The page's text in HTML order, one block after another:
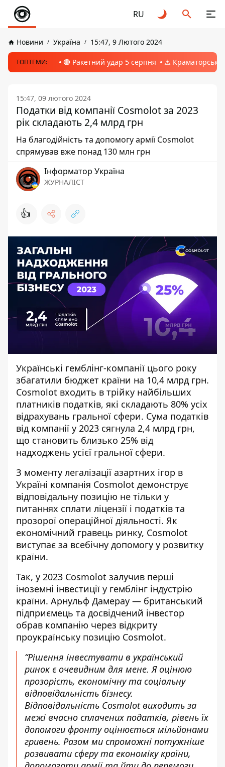
RU
Новини Україна 15:47, 9 Лютого 2024
ТОПТЕМИ: 🔴 Ракетний удар 5 серпня ⚠️ Краматорськ,
15:47, 09 лютого 2024
Податки від компанії Cosmolot за 2023
рік складають 2,4 млрд грн
На благодійність та допомогу армії Cosmolot
спрямував вже понад 130 млн грн
Інформатор Україна
ЖУРНАЛІСТ
👍
Українські гемблінг-компанії цього року
збагатили бюджет країни на 10,4 млрд грн.
Cosmolot входить в трійку найбільших
платників податків, які складають 80% усіх
відрахувань гральної сфери. Сума податків
від компанії у 2023 сягнула 2,4 млрд грн,
що становить близько 25% від
надходжень усієї гральної сфери.
З моменту легалізації азартних ігор в
Україні компанія Cosmolot демонструє
відповідальну позицію не тільки у
питаннях сплати ліцензії і податків та
прозорої операційної діяльності. Як
економічний гравець ринку, Cosmolot
виступає за всебічну допомогу у розвитку
країни.
Так, у 2023 Cosmolot залучив перші
іноземні інвестиції у гемблінг індустрію
країни. Арнульф Дамерау — британський
підприємець та досвідчений інвестор
обрав компанію через відкриту
проукраїнську позицію Cosmolot.
“Рішення інвестувати в український
ринок є очевидним для мене. Я оцінюю
прозорість, економічну та соціальну
відповідальність бізнесу.
Відповідальність Cosmolot виходить за
межі вчасно сплачених податків, рівень їх
допомоги фронту оцінюється мільйонами
гривень. Разом ми спроможні потужніше
розвивати сферу та економіку країни,